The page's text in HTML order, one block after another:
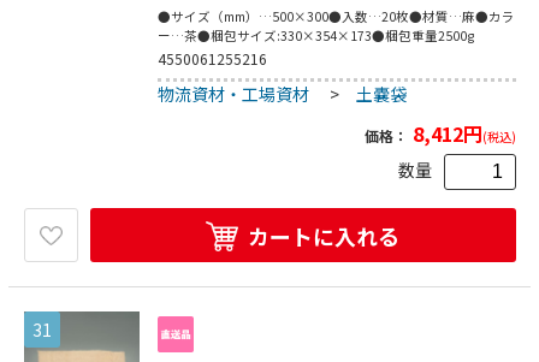
●サイズ（mm）…500×300●入数…20枚●材質…麻●カラ
ー…茶●梱包サイズ:330×354×173●梱包重量2500g
4550061255216
物流資材・工場資材 > 土嚢袋
価格： 8,412円(税込)
数量
カートに入れる
31